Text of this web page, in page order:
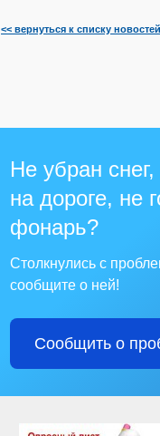
<< вернуться к списку новостей
Не убран
на дороге, не
фонарь?
Столкнулись с
сообщите о ней!
Сообщить о